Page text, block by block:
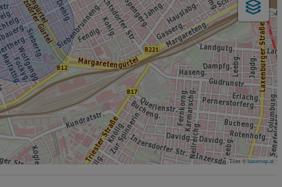
Tiles ©basemap.at